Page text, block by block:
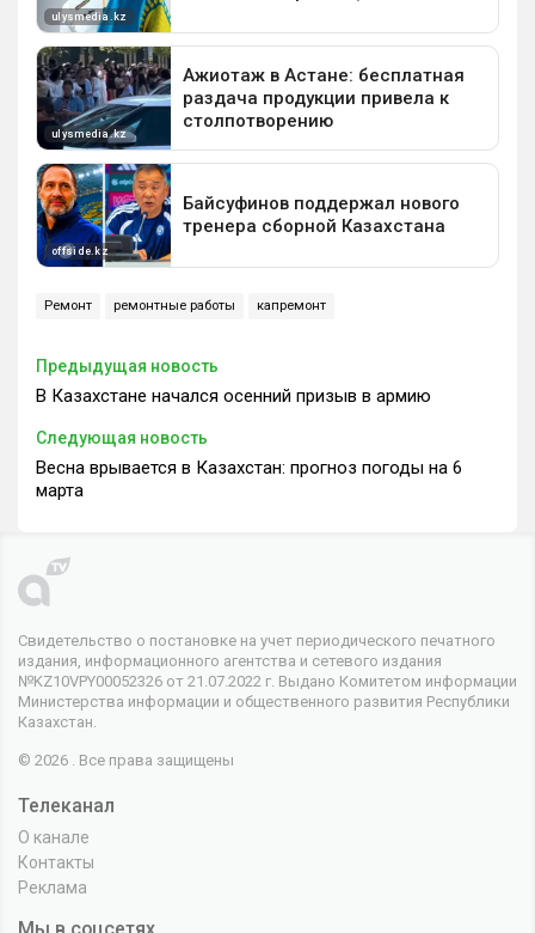
Ремонт ремонтные работы капремонт
Предыдущая новость
В Казахстане начался осенний призыв в армию
Следующая новость
Весна врывается в Казахстан: прогноз погоды на 6
марта
Свидетельство о постановке на учет периодического печатного
издания, информационного агентства и сетевого издания
№KZ10VPY00052326 от 21.07.2022 г. Выдано Комитетом информации
Министерства информации и общественного развития Республики
Казахстан.
© 2026 . Все права защищены
Телеканал
О канале
Контакты
Реклама